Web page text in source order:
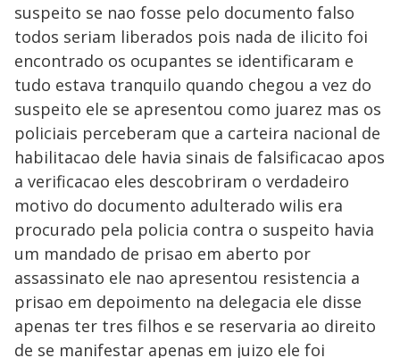
suspeito se nao fosse pelo documento falso
todos seriam liberados pois nada de ilicito foi
encontrado os ocupantes se identificaram e
tudo estava tranquilo quando chegou a vez do
suspeito ele se apresentou como juarez mas os
policiais perceberam que a carteira nacional de
habilitacao dele havia sinais de falsificacao apos
a verificacao eles descobriram o verdadeiro
motivo do documento adulterado wilis era
procurado pela policia contra o suspeito havia
um mandado de prisao em aberto por
assassinato ele nao apresentou resistencia a
prisao em depoimento na delegacia ele disse
apenas ter tres filhos e se reservaria ao direito
de se manifestar apenas em juizo ele foi